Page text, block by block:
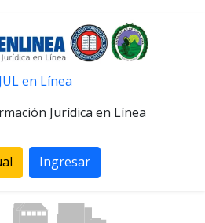
en Línea
Jurídica en Línea
Ingresar